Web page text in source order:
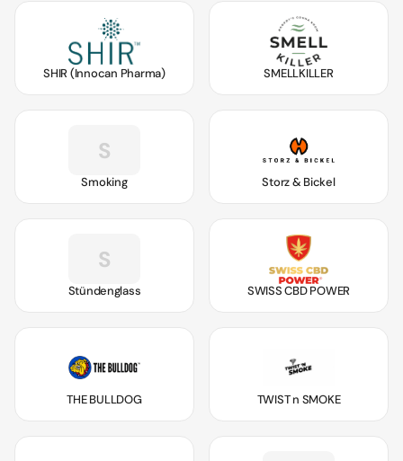
SHIR (Innocan Pharma) SMELLKILLER
S
Smoking Storz & Bickel
S
Stündenglass SWISS CBD POWER
THE BULLDOG TWIST n SMOKE